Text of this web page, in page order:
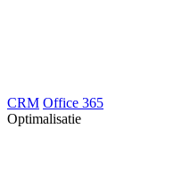
CRM Office 365
Optimalisatie